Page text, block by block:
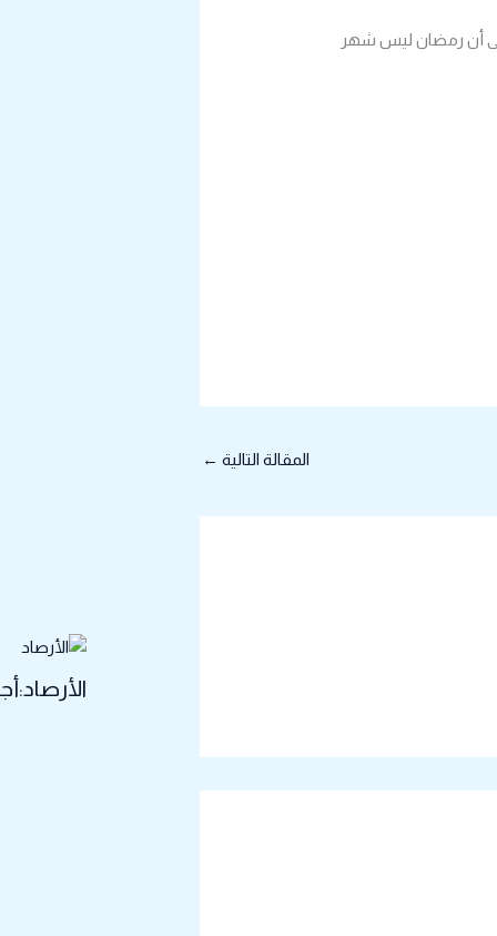
أن رمضان ليس شهر
المقالة التالية ←